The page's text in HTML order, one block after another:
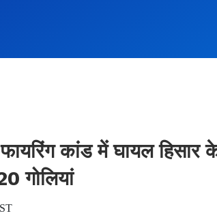
कांड में घायल हिसार
गोलियां